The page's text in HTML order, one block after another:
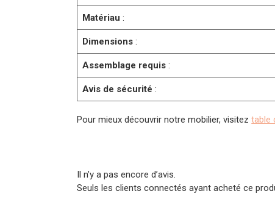
Matériau :
Dimensions :
Assemblage requis :
Avis de sécurité :
Pour mieux découvrir notre mobilier, visiteztable
Il n’y a pas encore d’avis.
Seuls les clients connectés ayant acheté ce